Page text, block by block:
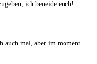
ich beneide euch!
auch mal, aber im moment